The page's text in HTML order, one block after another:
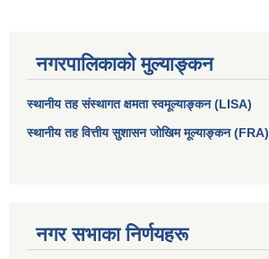
नगरपालिकाको मुल्याङ्कन
स्थानीय तह संस्थागत क्षमता स्वमूल्याङ्कन (LISA)
स्थानीय तह वित्तीय सुशासन जोखिम मूल्याङ्कन (FRA)
नगर सभाका निर्णयहरू